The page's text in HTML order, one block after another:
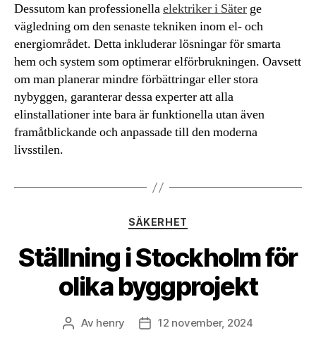
Dessutom kan professionellaelektriker i Säter ge
vägledning om den senaste tekniken inom el- och
energiområdet. Detta inkluderar lösningar för smarta
hem och system som optimerar elförbrukningen. Oavsett
om man planerar mindre förbättringar eller stora
nybyggen, garanterar dessa experter att alla
elinstallationer inte bara är funktionella utan även
framåtblickande och anpassade till den moderna
livsstilen.
Kategorier
SÄKERHET
Ställning i Stockholm för
olika byggprojekt
Inläggsförfattare
Av henry Inläggsdatum
12 november, 2024